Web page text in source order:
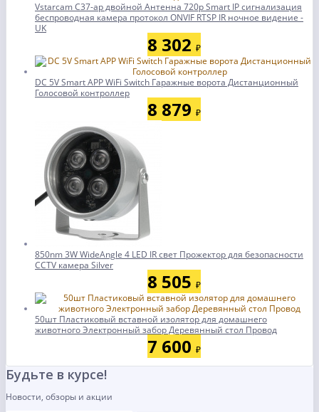
Vstarcam C37-ар двойной Антенна 720p Smart IP сигнализация
беспроводная камера протокол ONVIF RTSP IR ночное видение -
UK
8 302 ₽
DC 5V Smart APP WiFi Switch Гаражные ворота Дистанционный
Голосовой контроллер
8 879 ₽
850nm 3W WideAngle 4 LED IR свет Прожектор для безопасности
CCTV камера Silver
8 505 ₽
50шт Пластиковый вставной изолятор для домашнего
животного Электронный забор Деревянный стол Провод
7 600 ₽
Будьте в курсе!
Новости, обзоры и акции